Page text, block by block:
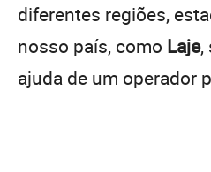
diferentes regiões,
nosso país, como Laje,
ajuda de um operador